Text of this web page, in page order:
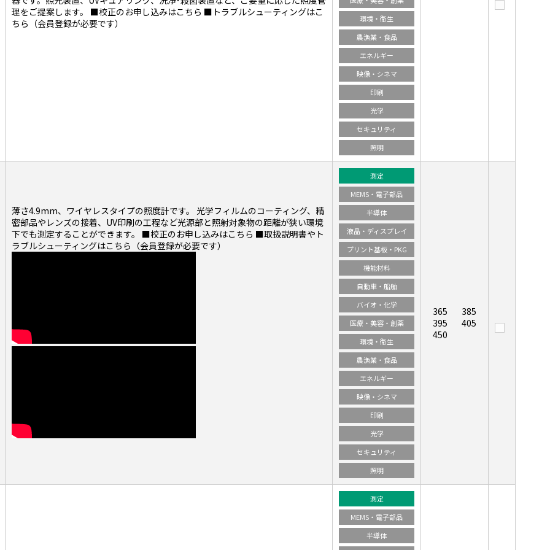
理をご提案します。 ■校正のお申し込みはこちら ■トラブルシューティングはこ
ちら（会員登録が必要です）
環境・衛生
農漁業・食品
エネルギー
映像・シネマ
印刷
光学
セキュリティ
照明
薄さ4.9mm、ワイヤレスタイプの照度計です。 光学フィルムのコーティング、精
密部品やレンズの接着、UV印刷の工程など光源部と照射対象物の距離が狭い環境
下でも測定することができます。 ■校正のお申し込みはこちら ■取扱説明書やト
ラブルシューティングはこちら（会員登録が必要です）
測定
MEMS・電子部品
半導体
液晶・ディスプレイ
プリント基板・PKG
機能材料
自動車・船舶
バイオ・化学
医療・美容・創薬
環境・衛生
農漁業・食品
エネルギー
映像・シネマ
印刷
光学
セキュリティ
照明
365
385
395
405
450
測定
MEMS・電子部品
半導体